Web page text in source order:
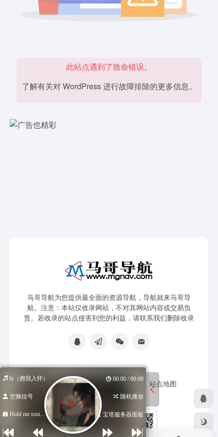
此站点遇到了致命错误。
了解有关对 WordPress 进行故障排除的更多信息。
马哥导航为您提供最全面的资源导航，导航就来马哥导
航。注意：本站仅收录网站，不对其网站内容或交易负
责。若收录的站点侵害到您的利益，请联系我们删除收录
免责声明 友链申请 网站提交 站点地图
（拥我入怀） 00:00 / 00:00
空频信号 随机播放
Hold me toni... 宝塔服务器面板